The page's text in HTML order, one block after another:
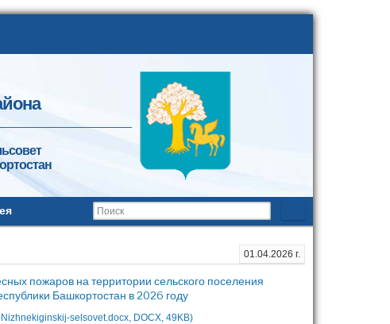
01.04.2026 г.
пожаров на территории сельского поселения
Башкортостан в 2026 году
selsovet.docx, DOCX, 49KB)